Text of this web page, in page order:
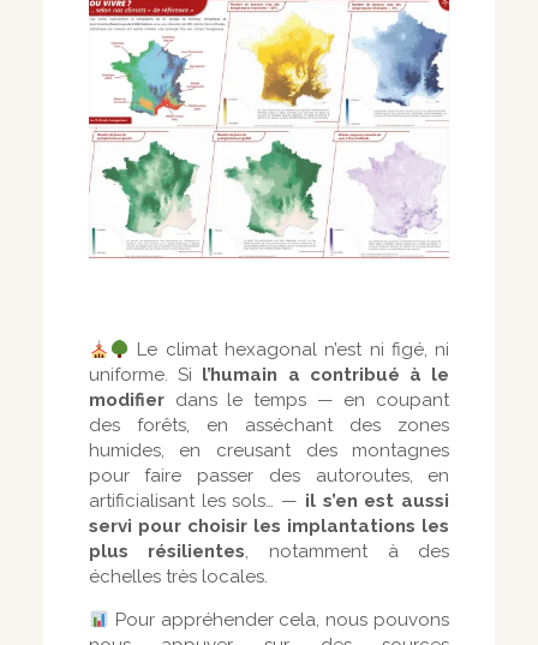
Le climat hexagonal n’est ni figé, ni
uniforme. Si l’humain a contribué à le
modifierdans le temps — en coupant
des forêts, en asséchant des zones
humides, en creusant des montagnes
pour faire passer des autoroutes, en
artificialisant les sols… — il s’en est aussi
servi pour choisir les implantations les
plus résilientes, notamment à des
échelles très locales.
Pour appréhender cela, nous pouvons